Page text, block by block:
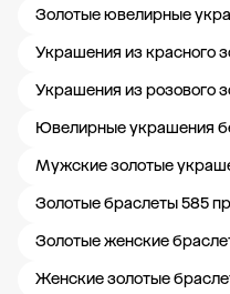
Золотые ювелирные
Украшения из красного
Украшения из розового
Ювелирные украшения
Мужские золотые
Золотые браслеты 585
Золотые женские
Женские золотые